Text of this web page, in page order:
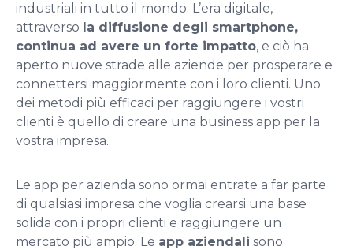
industriali in tutto il mondo. L’era digitale,
attraverso la diffusione degli smartphone,
continua ad avere un forte impatto, e ciò ha
aperto nuove strade alle aziende per prosperare e
connettersi maggiormente con i loro clienti. Uno
dei metodi più efficaci per raggiungere i vostri
clienti è quello di creare una business app per la
vostra impresa..
Le app per azienda sono ormai entrate a far parte
di qualsiasi impresa che voglia crearsi una base
solida con i propri clienti e raggiungere un
mercato più ampio. Le app aziendali sono